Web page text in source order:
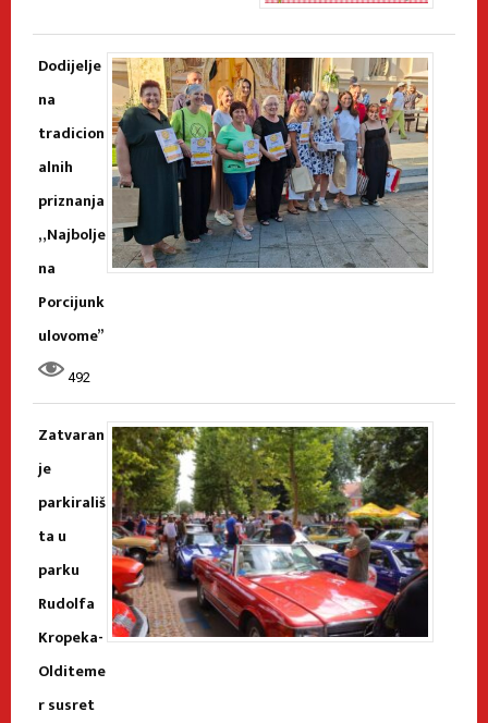
Dodijelje
na
tradicion
alnih
priznanja
„Najbolje
na
Porcijunk
ulovome”
492
Zatvaran
je
parkirališ
ta u
parku
Rudolfa
Kropeka-
Olditeme
r susret